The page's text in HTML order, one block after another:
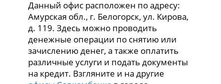
Данный офис расположен по адресу:
Амурская обл., г. Белогорск, ул. Кирова,
д. 119. Здесь можно проводить
денежные операции по снятию или
зачислению денег, а также оплатить
различные услуги и подать документы
на кредит. Взгляните и на другие